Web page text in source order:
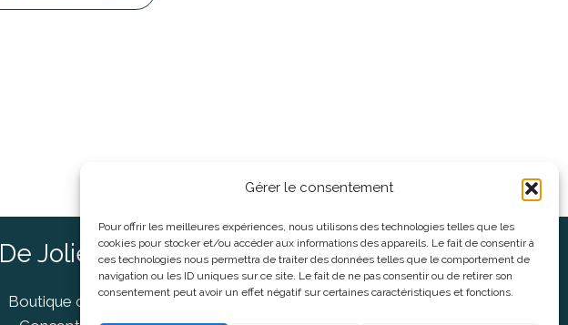
Gérer le consentement
Pour offrir les meilleures expériences, nous utilisons des technologies telles que les
cookies pour stocker et/ou accéder aux informations des appareils. Le fait de consentir à
ces technologies nous permettra de traiter des données telles que le comportement de
navigation ou les ID uniques sur ce site. Le fait de ne pas consentir ou de retirer son
consentement peut avoir un effet négatif sur certaines caractéristiques et fonctions.
De Jolies Choses
Boutique cadeaux Vannes
Informations légales
CGV